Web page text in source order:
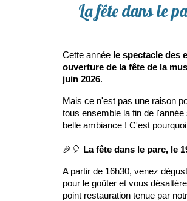
La fêtedans le
Cette année le spectacle des
ouverture de la fête de la
juin 2026.
Mais ce n'est pas une raison
tous ensemble la fin de
belle ambiance ! C'est
🎉🎈 La fête dans le parc, le
A partir de 16h30, venez
pour le goûter et vous
point restauration tenue par